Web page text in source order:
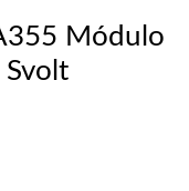
Módulo
Svolt